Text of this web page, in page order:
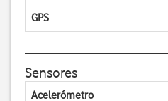
GPS
Sensores
Acelerómetro